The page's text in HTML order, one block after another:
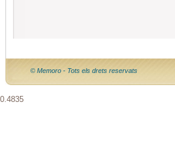
© Memoro - Tots els drets reservats
0.4835